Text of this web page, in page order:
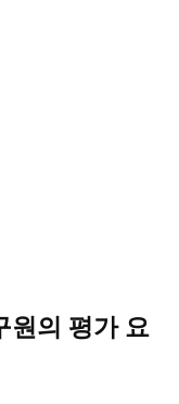
원의 평가 요